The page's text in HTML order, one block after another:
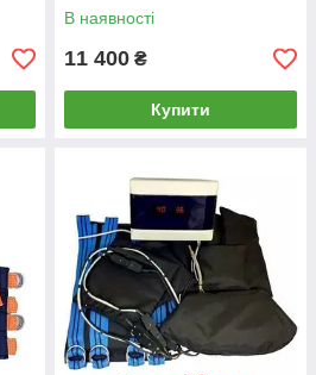
В наявності
11 400 ₴
Купити